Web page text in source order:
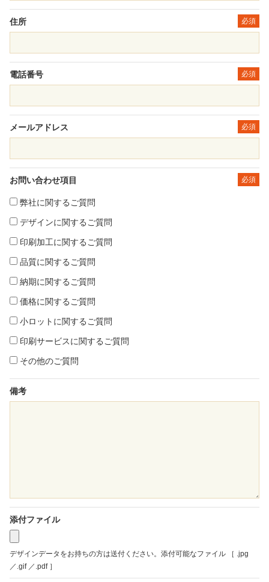
住所 必須
電話番号 必須
メールアドレス 必須
お問い合わせ項目 必須
弊社に関するご質問
デザインに関するご質問
印刷加工に関するご質問
品質に関するご質問
納期に関するご質問
価格に関するご質問
小ロットに関するご質問
印刷サービスに関するご質問
その他のご質問
備考
添付ファイル
デザインデータをお持ちの方は送付ください。添付可能なファイル ［ .jpg
／.gif ／.pdf ］